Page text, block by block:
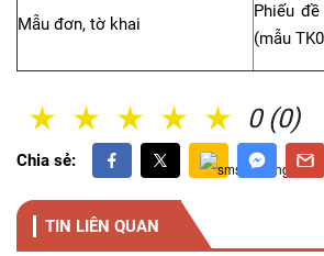
Mẫu đơn, tờ khai
Phiếu
(mẫu
0 (0)
5 Sao
4 Sao
3 Sao
2 Sao
1 Sao
Chia sẻ:
TIN LIÊN QUAN